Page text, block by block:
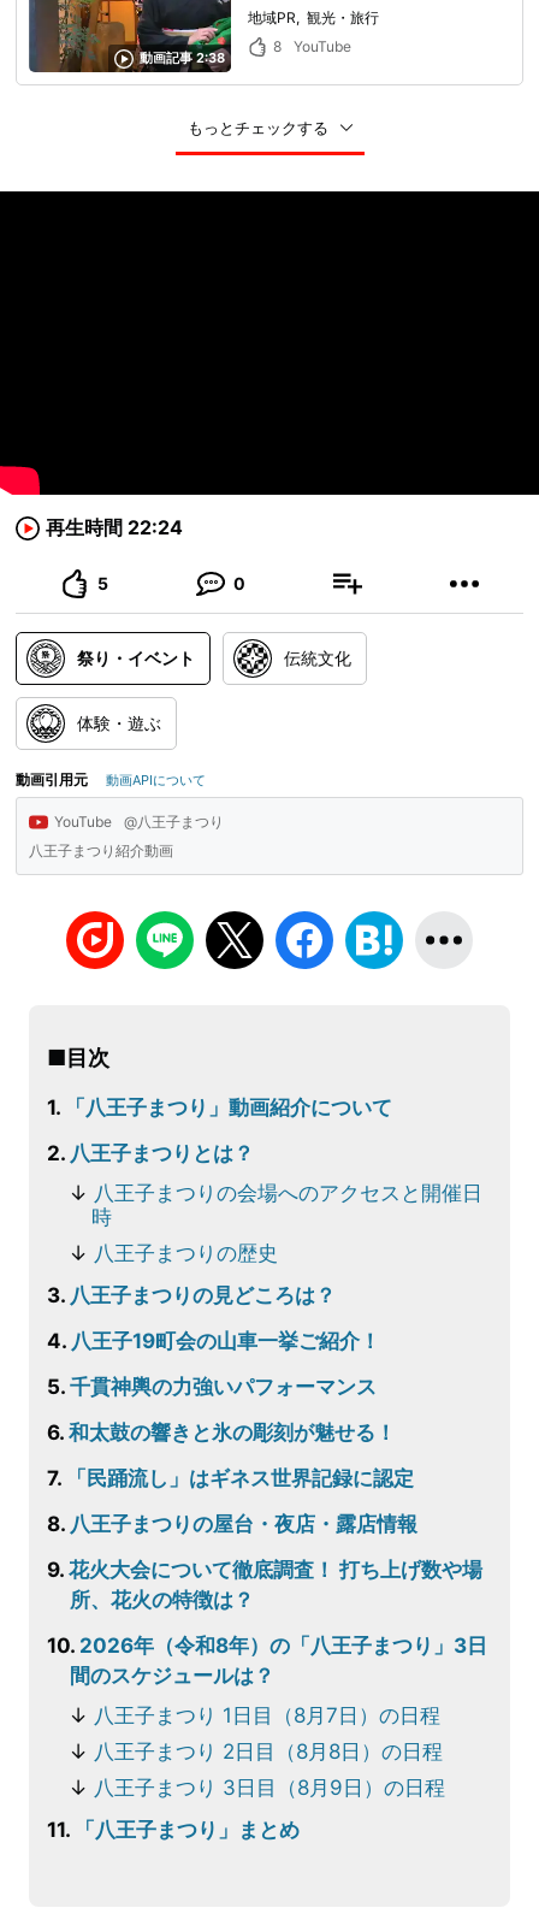
動画記事 2:38
市はグルメ、観光、歴史も楽し
める最高の街だった！
地域PR
観光・旅行
8
YouTube
もっとチェックする
再生時間 22:24
5 0
祭り・イベント 伝統文化
体験・遊ぶ
動画引用元 動画APIについて
YouTube
@八王子まつり
八王子まつり紹介動画
■目次
「八王子まつり」動画紹介について
八王子まつりとは？
八王子まつりの会場へのアクセスと開催日
時
八王子まつりの歴史
八王子まつりの見どころは？
八王子19町会の山車一挙ご紹介！
千貫神輿の力強いパフォーマンス
和太鼓の響きと氷の彫刻が魅せる！
「民踊流し」はギネス世界記録に認定
八王子まつりの屋台・夜店・露店情報
花火大会について徹底調査！ 打ち上げ数や場
所、花火の特徴は？
2026年（令和8年）の「八王子まつり」3日
間のスケジュールは？
八王子まつり 1日目（8月7日）の日程
八王子まつり 2日目（8月8日）の日程
八王子まつり 3日目（8月9日）の日程
「八王子まつり」まとめ